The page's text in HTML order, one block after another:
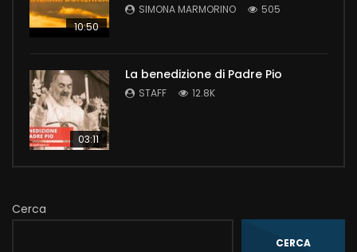
10:50
SIMONA MARMORINO 505
03:11
La benedizione di Padre Pio
STAFF 12.8K
Cerca
CERCA